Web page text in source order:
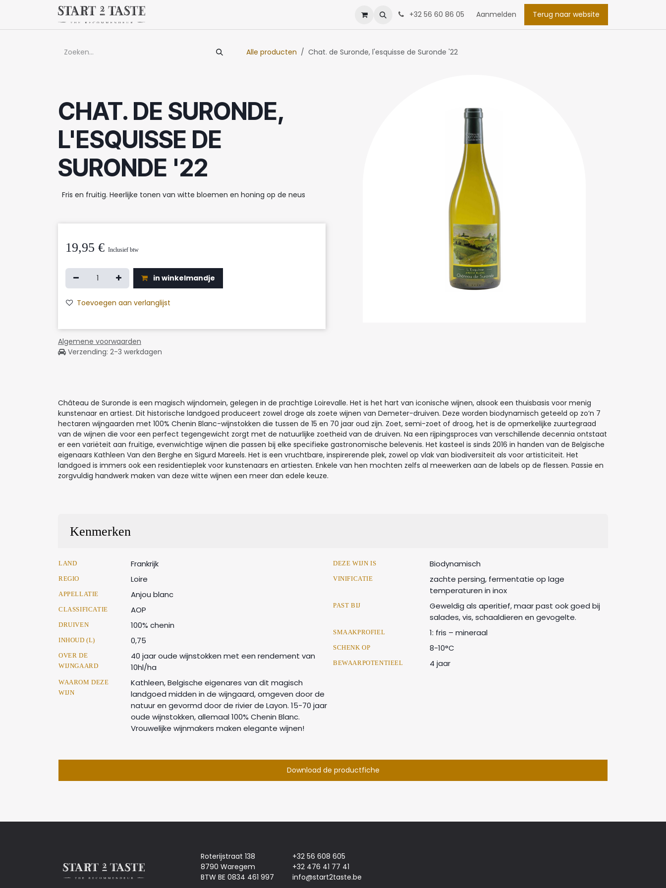
Overslaan naar inhoud
+32 56 60 86 05 Aanmelden Terug naar website
Alle producten Chat. de Suronde, l'esquisse de Suronde '22
CHAT. DE SURONDE,
L'ESQUISSE DE
SURONDE '22
Fris en fruitig. Heerlijke tonen van witte bloemen en honing op de neus
19,95 € Inclusief btw
in winkelmandje
Toevoegen aan verlanglijst
Algemene voorwaarden
Verzending: 2-3 werkdagen
Château de Suronde is een magisch wijndomein, gelegen in de prachtige Loirevalle. Het is het hart van iconische wijnen, alsook een thuisbasis voor menig
kunstenaar en artiest. Dit historische landgoed produceert zowel droge als zoete wijnen van Demeter-druiven. Deze worden biodynamisch geteeld op zo’n 7
hectaren wijngaarden met 100% Chenin Blanc-wijnstokken die tussen de 15 en 70 jaar oud zijn. Zoet, semi-zoet of droog, het is de opmerkelijke zuurtegraad
van de wijnen die voor een perfect tegengewicht zorgt met de natuurlijke zoetheid van de druiven. Na een rijpingsproces van verschillende decennia ontstaat
er een variëteit aan fruitige, evenwichtige wijnen die passen bij elke specifieke gastronomische belevenis. Het kasteel is sinds 2016 in handen van de Belgische
eigenaars Kathleen Van den Berghe en Sigurd Mareels. Het is een vruchtbare, inspirerende plek, zowel op vlak van biodiversiteit als voor artisticiteit. Het
landgoed is immers ook een residentieplek voor kunstenaars en artiesten. Enkele van hen mochten zelfs al meewerken aan de labels op de flessen. Passie en
zorgvuldig handwerk maken van deze witte wijnen een meer dan edele keuze.
Kenmerken
LAND Frankrijk
REGIO Loire
APPELLATIE Anjou blanc
CLASSIFICATIE AOP
DRUIVEN 100% chenin
INHOUD (L) 0,75
OVER DE
WIJNGAARD
40 jaar oude wijnstokken met een rendement van
10hl/ha
WAAROM DEZE
WIJN
Kathleen, Belgische eigenares van dit magisch
landgoed midden in de wijngaard, omgeven door de
natuur en gevormd door de rivier de Layon. 15-70 jaar
oude wijnstokken, allemaal 100% Chenin Blanc.
Vrouwelijke wijnmakers maken elegante wijnen!
DEZE WIJN IS Biodynamisch
VINIFICATIE
zachte persing, fermentatie op lage
temperaturen in inox
PAST BIJ
Geweldig als aperitief, maar past ook goed bij
salades, vis, schaaldieren en gevogelte.
SMAAKPROFIEL 1: fris – mineraal
SCHENK OP 8-10°C
BEWAARPOTENTIEEL 4 jaar
Download de productfiche
+32 56 608 605
+32 476 41 77 41
info@start2taste.be
Roterijstraat 138
8790 Waregem
BTW BE 0834 461 997